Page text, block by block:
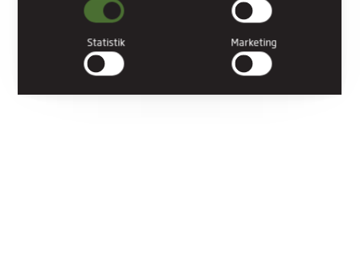
Nødvendig
Nødvendige cookies hjælper med at gøre en hjemmeside
brugbar ved at aktivere grundlæggende funktioner såsom
side-navigation og adgang til sikre områder af hjemmesiden.
Hjemmesiden kan ikke fungere ordentligt uden disse cookies.
Statistik Marketing